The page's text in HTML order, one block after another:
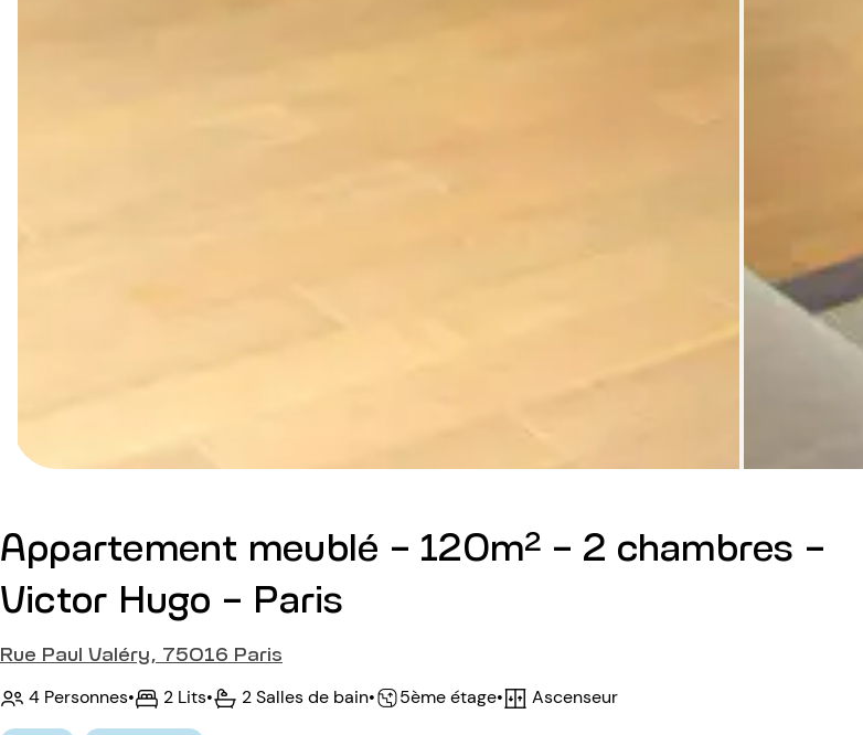
Appartement meublé - 120m² - 2 chambres -
Victor Hugo - Paris
Rue Paul Valéry, 75016 Paris
4 Personnes• 2 Lits• 2 Salles de bain• 5ème étage• Ascenseur